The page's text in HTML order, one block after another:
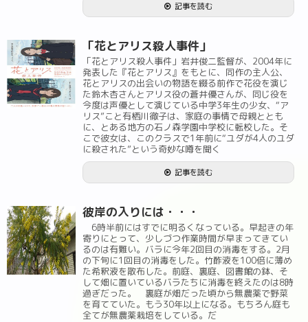
記事を読む
「花とアリス殺人事件」
「花とアリス殺人事件」岩井俊二監督が、2004年に
発表した『花とアリス』をもとに、同作の主人公、
花とアリスの出会いの物語を綴る前作で花役を演じ
た鈴木杏さんとアリス役の蒼井優さんが、同じ役を
今度は声優として演じている中学3年生の少女、“ア
リス”こと有栖川徹子は、家庭の事情で母親ととも
に、とある地方の石ノ森学園中学校に転校した。そ
こで彼女は、このクラスで1年前に“ユダが4人のユダ
に殺された”という奇妙な噂を聞く
記事を読む
彼岸の入りには・・・
6時半前にはすでに明るくなっている。早起きの年
寄りにとって、少しづつ作業時間が早まってきてい
るのは有難い。バラに今年2回目の消毒をする。2月
の下旬に1回目の消毒をした。竹酢液を100倍に薄め
た希釈液を散布した。前庭、裏庭、図書館の鉢、そ
して畑に置いているバラたちに消毒を終えたのは8時
過ぎだった。 裏庭が畑だった頃から無農薬で野菜
を育てていた。もう30年以上になる。もちろん庭も
全てが無農薬栽培をしている。だ